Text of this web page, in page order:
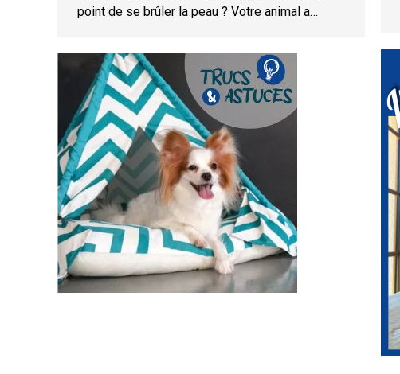
point de se brûler la peau ? Votre animal a…